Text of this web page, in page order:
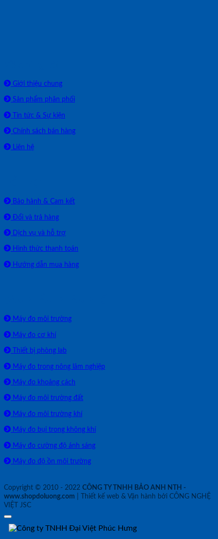
Giới thiệu chung
Sản phẩm phân phối
Tin tức & Sự kiện
Chính sách bán hàng
Liên hệ
Bảo hành & Cam kết
Đổi và trả hàng
Dịch vụ và hỗ trợ
Hình thức thanh toán
Hướng dẫn mua hàng
Máy đo môi trường
Máy đo cơ khí
Thiết bị phòng lab
Máy đo trong nông lâm nghiệp
Máy đo khoảng cách
Máy đo môi trường đất
Máy đo môi trường khí
Máy đo bụi trong không khí
Máy đo cường độ ánh sáng
Máy đo độ ồn môi trường
Copyright © 2010 - 2022 CÔNG TY TNHH BẢO ANH NTH -
www.shopdoluong.com | Thiết kế web & Vận hành bởi CÔNG NGHỆ
VIỆT JSC